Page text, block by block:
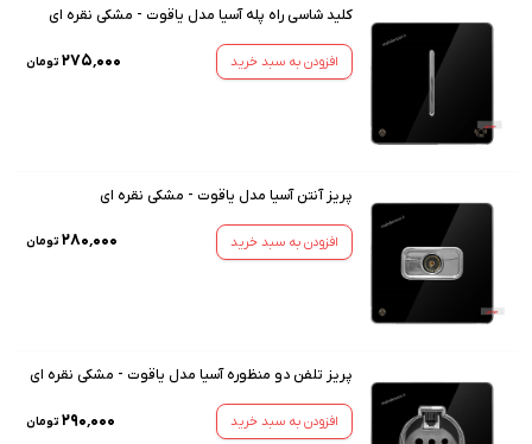
کلید شاسی راه پله آسیا مدل یاقوت - مشکی نقره ای
افزودن به سبد خرید ۲۷۵٬۰۰۰ تومان
پریز آنتن آسیا مدل یاقوت - مشکی نقره ای
افزودن به سبد خرید ۲۸۰٬۰۰۰ تومان
پریز تلفن دو منظوره آسیا مدل یاقوت - مشکی نقره ای
افزودن به سبد خرید ۲۹۰٬۰۰۰ تومان